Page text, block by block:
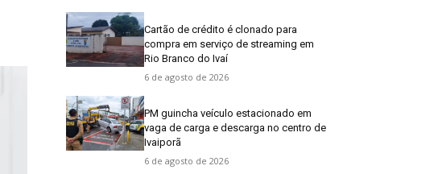
Cartão de crédito é clonado para
compra em serviço de streaming em
Rio Branco do Ivaí
6 de agosto de 2026
PM guincha veículo estacionado em
vaga de carga e descarga no centro de
Ivaiporã
6 de agosto de 2026